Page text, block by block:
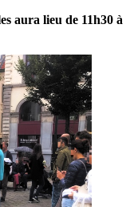
aura lieu de 11h30 à